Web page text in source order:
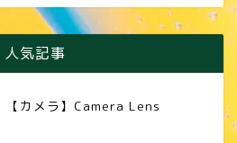
人気記事
【カメラ】Camera Lens